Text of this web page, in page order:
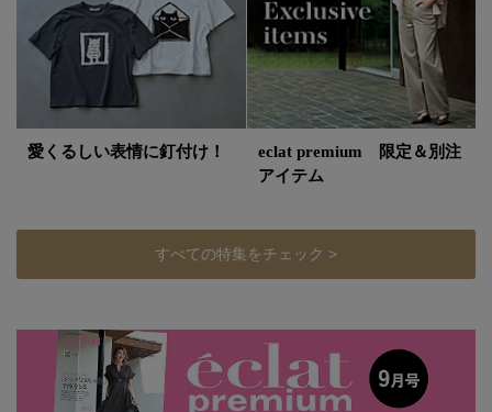
愛くるしい表情に釘付け！
eclat premium 限定＆別注
アイテム
すべての特集をチェック >